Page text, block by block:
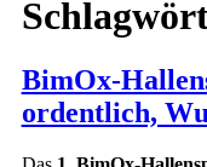
BimOx-
ordentlich,